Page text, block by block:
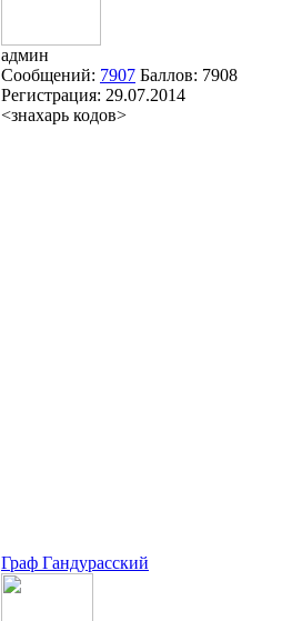
админ
Сообщений: 7907 Баллов: 7908
Регистрация: 29.07.2014
<знахарь кодов>
Граф Гандурасский